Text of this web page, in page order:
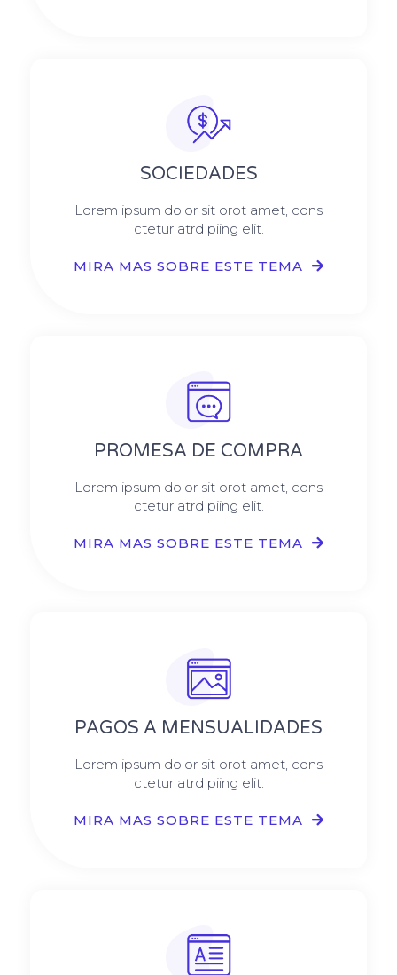
SOCIEDADES
Lorem ipsum dolor sit orot amet, cons
ctetur atrd piing elit.​
MIRA MAS SOBRE ESTE TEMA
PROMESA DE COMPRA
Lorem ipsum dolor sit orot amet, cons
ctetur atrd piing elit.​
MIRA MAS SOBRE ESTE TEMA
PAGOS A MENSUALIDADES
Lorem ipsum dolor sit orot amet, cons
ctetur atrd piing elit.​
MIRA MAS SOBRE ESTE TEMA